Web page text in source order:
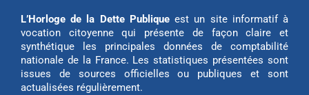
L’Horloge de la Dette Publiqueest un site informatif à
vocation citoyenne qui présente de façon claire et
synthétique les principales données de comptabilité
nationale de la France. Les statistiques présentées sont
issues de sources officielles ou publiques et sont
actualisées régulièrement.